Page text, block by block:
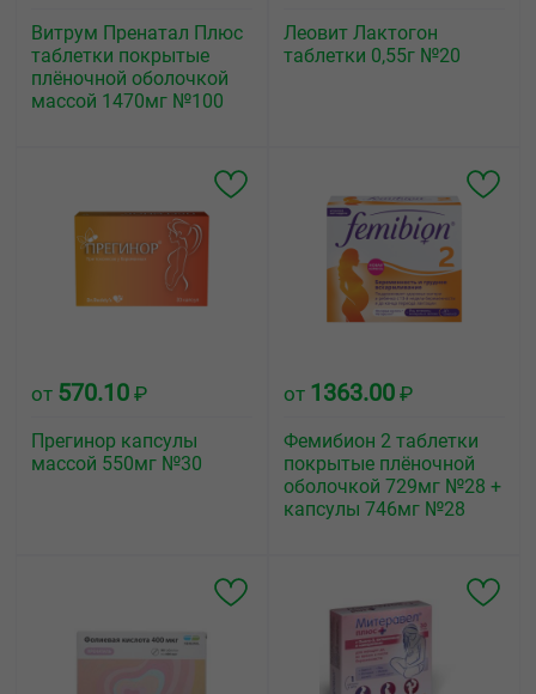
Витрум Пренатал Плюс
таблетки покрытые
плёночной оболочкой
массой 1470мг №100
Леовит Лактогон
таблетки 0,55г №20
от 570.10 ₽
Прегинор капсулы
массой 550мг №30
от 1363.00 ₽
Фемибион 2 таблетки
покрытые плёночной
оболочкой 729мг №28 +
капсулы 746мг №28